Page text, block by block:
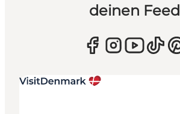
deinen Feed